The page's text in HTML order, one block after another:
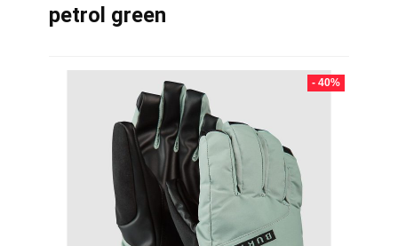
petrol green
- 40%